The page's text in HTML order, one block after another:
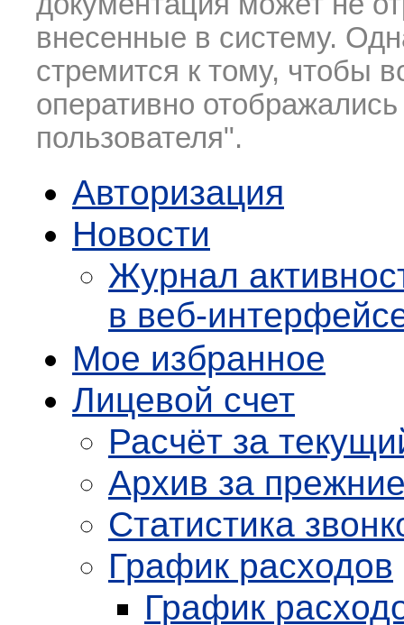
внесенные в систему.
стремится к тому, чтобы
оперативно
пользователя".
Авторизация
Новости
Журнал
в веб-
Мое избранное
Лицевой счет
Расчёт за
Архив за
Статистика
График расходов
График